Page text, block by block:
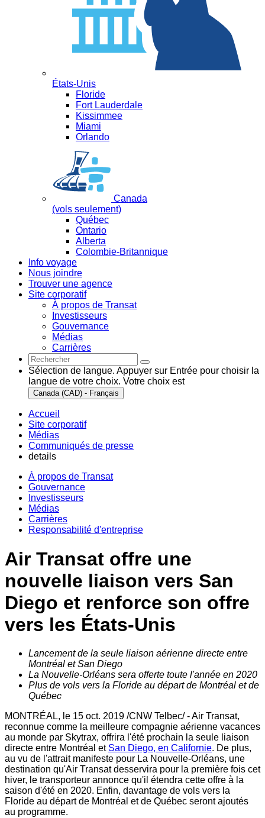
États-Unis
Floride
Fort Lauderdale
Kissimmee
Miami
Orlando
Canada
(vols seulement)
Québec
Ontario
Alberta
Colombie-Britannique
Info voyage
Nous joindre
Trouver une agence
Site corporatif
À propos de Transat
Investisseurs
Gouvernance
Médias
Carrières
Sélection de langue. Appuyer sur Entrée pour choisir la
langue de votre choix. Votre choix est
Canada (CAD) - Français
Accueil
Site corporatif
Médias
Communiqués de presse
details
À propos de Transat
Gouvernance
Investisseurs
Médias
Carrières
Responsabilité d'entreprise
Air Transat offre une
nouvelle liaison vers San
Diego et renforce son offre
vers les États-Unis
Lancement de la seule liaison aérienne directe entre
Montréal etSan Diego
La Nouvelle-Orléans sera offerte toute l'année en 2020
Plus de vols vers la Floride au départ de Montréal et de
Québec
MONTRÉAL, le 15 oct. 2019 /CNW Telbec/ - Air Transat,
reconnue comme la meilleure compagnie aérienne vacances
au monde par Skytrax, offrira l'été prochain la seule liaison
directe entre Montréal et San Diego, en Californie. De plus,
au vu de l'attrait manifeste pour La Nouvelle-Orléans, une
destination qu'Air Transat desservira pour la première fois cet
hiver, le transporteur annonce qu'il étendra cette offre à la
saison d'été en 2020. Enfin, davantage de vols vers la
Floride au départ de Montréal et de Québec seront ajoutés
au programme.